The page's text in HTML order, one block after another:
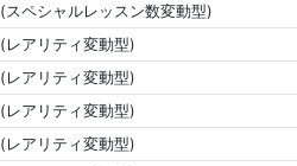
(スペシャルレッスン数変動型)
(レアリティ変動型)
(レアリティ変動型)
(レアリティ変動型)
(レアリティ変動型)